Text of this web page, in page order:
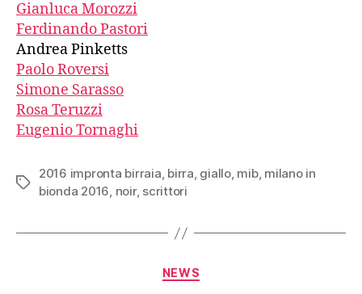
Gianluca Morozzi
Ferdinando Pastori
Andrea Pinketts
Paolo Roversi
Simone Sarasso
Rosa Teruzzi
Eugenio Tornaghi
Tag
2016 impronta birraia, birra, giallo, mib, milano in
bionda 2016, noir, scrittori
Categorie
NEWS